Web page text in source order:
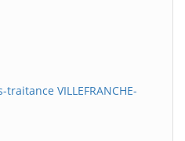
VILLEFRANCHE-